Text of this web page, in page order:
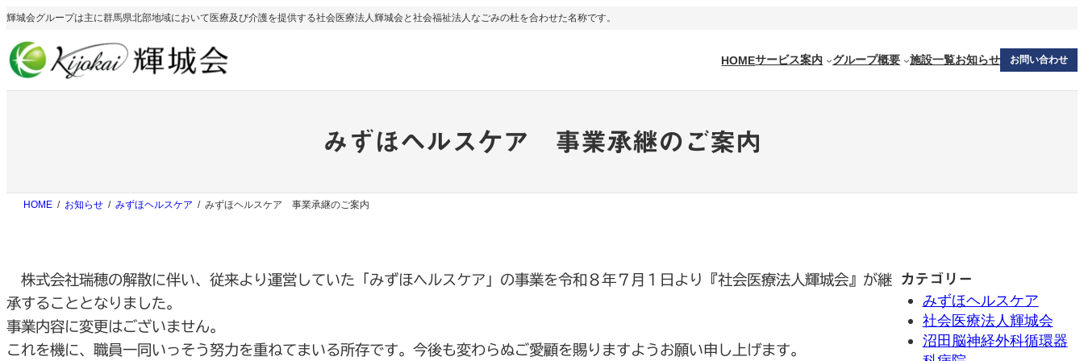
内
を
ス
輝城会グループは主に群馬県北部地域において医療及び介護を提供する社会医療法人輝城会と社会福祉法人なごみの杜を合わせた名称です。
HOMEサービス案内 グループ概要 施設一覧お知らせ お問い合わせ
みずほヘルスケア 事業承継のご案内
HOME お知らせ みずほヘルスケア みずほヘルスケア 事業承継のご案内
株式会社瑞穂の解散に伴い、従来より運営していた「みずほヘルスケア」の事業を令和８年７月１日より『社会医療法人輝城会』が継
承することとなりました。
事業内容に変更はございません。
これを機に、職員一同いっそう努力を重ねてまいる所存です。今後も変わらぬご愛顧を賜りますようお願い申し上げます。
カテゴリー
みずほヘルスケア
社会医療法人輝城会
沼田脳神経外科循環器